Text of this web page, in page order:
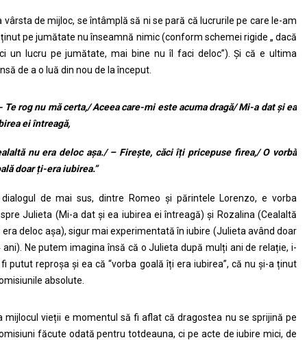
vârsta de mijloc, se întâmplă să ni se pară că lucrurile pe care le-am
pe jumătate nu înseamnă nimic (conform schemei rigide „ dacă
un lucru pe jumătate, mai bine nu îl faci deloc”). Și că e ultima
de a o luă din nou de la început.
Te rog nu mă certa,/ Aceea care-mi este acuma dragă/ Mi-a dat și ea
ei întreagă,
nu era deloc așa./ – Firește, căci îți pricepuse firea,/ O vorbă
doar ți-era iubirea.”
de mai sus, dintre Romeo și părintele Lorenzo, e vorba
Julieta (Mi-a dat și ea iubirea ei întreagă) și Rozalina (Cealaltă
era deloc așa), sigur mai experimentată în iubire (Julieta având doar
ani). Ne putem imagina însă că o Julieta după mulți ani de relație, i-
putut reproșa și ea că “vorba goală îți era iubirea”, că nu și-a ținut
absolute.
mijlocul vieții e momentul să fi aflat că dragostea nu se sprijină pe
făcute odată pentru totdeauna, ci pe acte de iubire mici, de